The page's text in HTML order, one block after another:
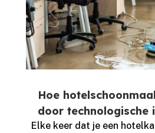
Hoe
door technologische
Elke keer dat je een